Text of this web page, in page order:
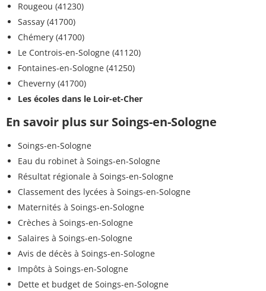
Rougeou (41230)
Sassay (41700)
Chémery (41700)
Le Controis-en-Sologne (41120)
Fontaines-en-Sologne (41250)
Cheverny (41700)
Les écoles dans le Loir-et-Cher
En savoir plus sur Soings-en-Sologne
Soings-en-Sologne
Eau du robinet à Soings-en-Sologne
Résultat régionale à Soings-en-Sologne
Classement des lycées à Soings-en-Sologne
Maternités à Soings-en-Sologne
Crèches à Soings-en-Sologne
Salaires à Soings-en-Sologne
Avis de décès à Soings-en-Sologne
Impôts à Soings-en-Sologne
Dette et budget de Soings-en-Sologne